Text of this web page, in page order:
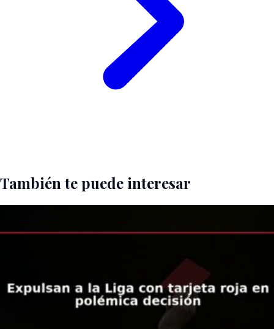
También te puede interesar